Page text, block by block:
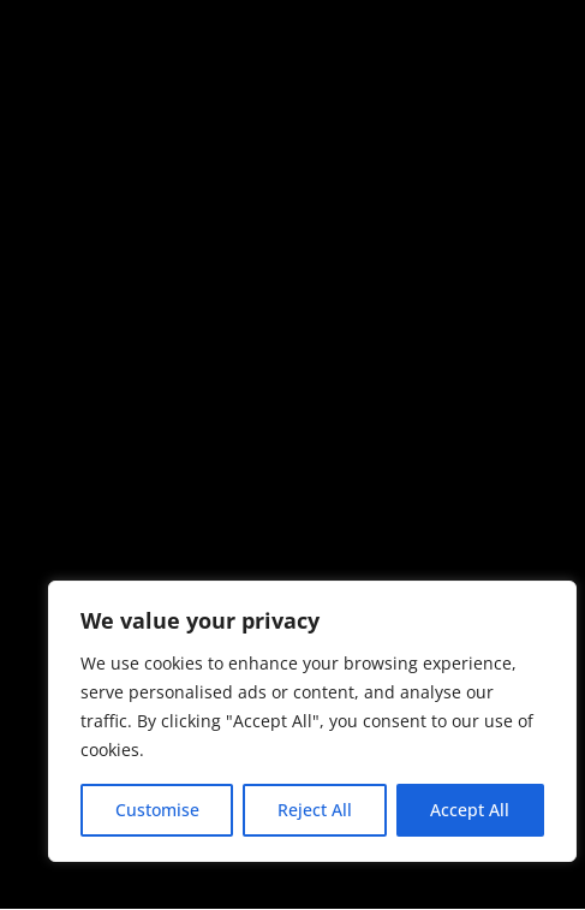
We value your privacy
We use cookies to enhance your browsing experience,
serve personalised ads or content, and analyse our
traffic. By clicking "Accept All", you consent to our use of
cookies.
Customise Reject All Accept All